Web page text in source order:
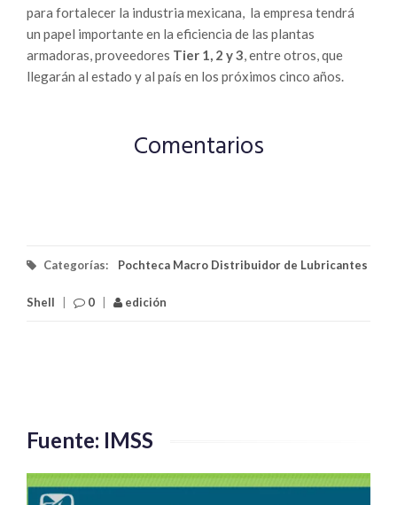
para fortalecer la industria mexicana, la empresa tendrá
un papel importante en la eficiencia de las plantas
armadoras, proveedores Tier 1, 2 y 3, entre otros, que
llegarán al estado y al país en los próximos cinco años.
Comentarios
Categorías: Pochteca Macro Distribuidor de Lubricantes
Shell 0 edición
Fuente: IMSS